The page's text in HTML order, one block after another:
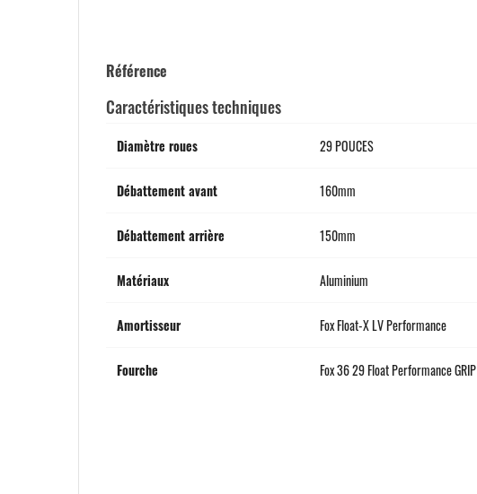
Référence
Caractéristiques techniques
Diamètre roues 29 POUCES
Débattement avant 160mm
Débattement arrière 150mm
Matériaux Aluminium
Amortisseur Fox Float-X LV Performance
Fourche Fox 36 29 Float Performance GRIP